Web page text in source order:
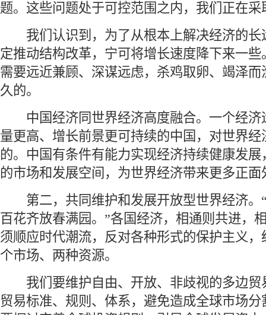
题。这些问题处于可控范围之内，我们正在采
我们认识到，为了从根本上解决经济的长
定推动结构改革，宁可将增长速度降下来一
需要远近兼顾、深谋远虑，杀鸡取卵、竭泽
久的。
中国经济同世界经济高度融合。一个经济
量更高、增长前景更可持续的中国，对世界
的。中国有条件有能力实现经济持续健康发
的市场和发展空间，为世界经济带来更多正面
第二，共同维护和发展开放型世界经济。
百花齐放春满园。”各国经济，相通则共进，
须顺应时代潮流，反对各种形式的保护主义
个市场、两种资源。
我们要维护自由、开放、非歧视的多边贸
贸易标准、规则、体系，避免造成全球市场